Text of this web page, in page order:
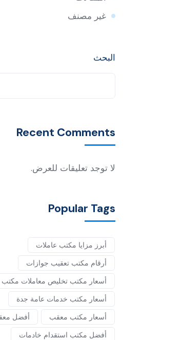
غير مصنف
البحث
Recent Comments
لا توجد تعليقات للعرض.
Popular Tags
أبرز مزايا مكتب عاملات
أرقام مكتب تعقيب جوازات
أسعار مكتب تخليص معاملات مكتب
أسعار مكتب خدمات عامة جدة
أسعار مكتب معقب
أفضل
أفضل مكتب استقدام خادمات